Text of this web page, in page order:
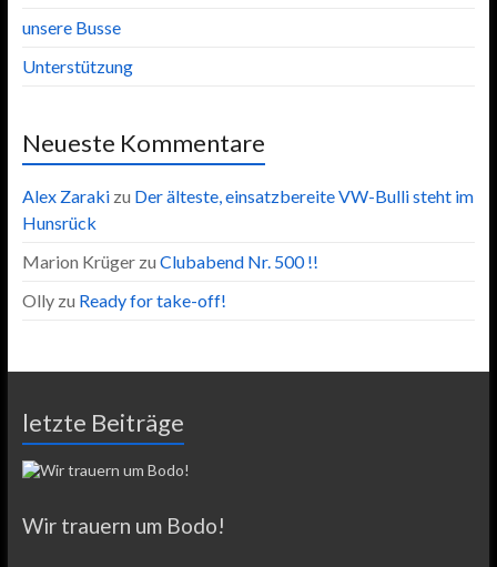
unsere Busse
Unterstützung
Neueste Kommentare
Alex Zarakizu Der älteste, einsatzbereite VW-Bulli steht im
Hunsrück
Marion Krügerzu Clubabend Nr. 500 !!
Ollyzu Ready for take-off!
letzte Beiträge
Wir trauern um Bodo!